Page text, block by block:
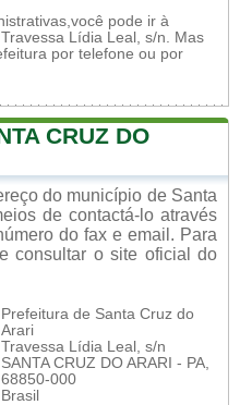
pode ir à
Lídia Leal, s/n. Mas
por telefone ou por
CRUZ DO
do município de Santa
de contactá-lo através
do fax e email. Para
consultar o site oficial do
Prefeitura de Santa Cruz do
Arari
Travessa Lídia Leal, s/n
SANTA CRUZ DO ARARI - PA,
68850-000
Brasil